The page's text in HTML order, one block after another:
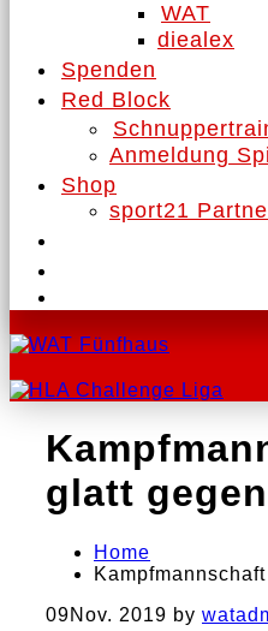
WAT
diealex
Spenden
Red Block
Anmeldung
Shop
sport21
glatt
Home
09Nov. 2019 by